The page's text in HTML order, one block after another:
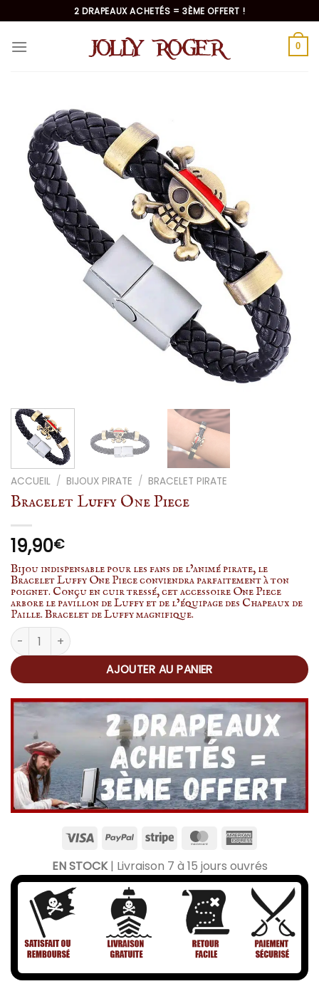
au
contenu
2 DRAPEAUX ACHETÉS = 3ÈME OFFERT !
0
ACCUEIL / BIJOUX PIRATE / BRACELET PIRATE
Bracelet Luffy One Piece
19,90€
Bijou indispensable pour les fans de l’animé pirate, le
Bracelet Luffy One Piece conviendra parfaitement à ton
poignet. Conçu en cuir tressé, cet accessoire One Piece
arbore le pavillon de Luffy et de l’équipage des Chapeaux de
Paille. Bracelet de Luffy magnifique.
quantité de Bracelet Luffy One Piece
AJOUTER AU PANIER
EN STOCK| Livraison 7 à 15 jours ouvrés